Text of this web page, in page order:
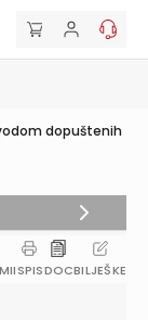
dopuštenih
ISPISDOCBILJEŠKE